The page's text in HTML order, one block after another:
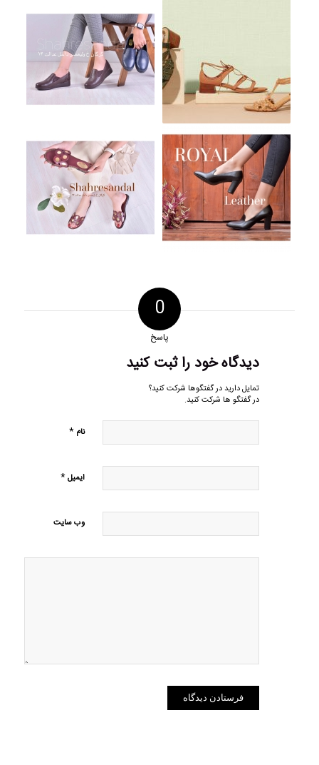
0
پاسخ
دیدگاه خود را ثبت کنید
تمایل دارید در گفتگوها شرکت کنید؟
در گفتگو ها شرکت کنید.
نام *
ایمیل*
وب‌ سایت